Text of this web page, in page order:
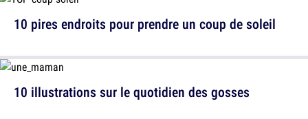
10 illustrations sur le quotidien des gosses
10 pires endroits pour prendre un coup de soleil